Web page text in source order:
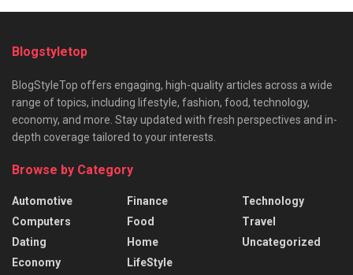
Blogstyletop
BlogStyleTop offers engaging, high-quality articles across a wide
range of topics, including lifestyle, fashion, food, technology,
economy, and more. Stay updated with fresh perspectives and in-
depth coverage tailored to your interests.
Browse by Category
Automotive
Computers
Dating
Economy
Finance
Food
Home
LifeStyle
Technology
Travel
Uncategorized